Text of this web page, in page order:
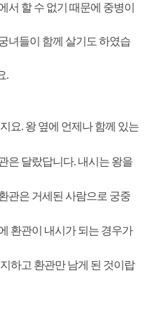
서 할 수 없기 때문에 중병이
녀들이 함께 살기도 하였습
.
요. 왕 옆에 언제나 함께 있는
은 달랐답니다. 내시는 왕을
관은 거세된 사람으로 궁중
환관이 내시가 되는 경우가
하고 환관만 남게 된 것이랍